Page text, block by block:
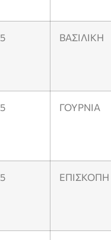
5 ΒΑΣΙΛΙΚΗ
5 ΓΟΥΡΝΙΑ
5 ΕΠΙΣΚΟΠΗ